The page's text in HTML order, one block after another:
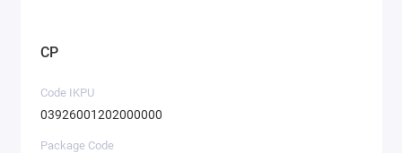
CP
Code IKPU
03926001202000000
Package Code